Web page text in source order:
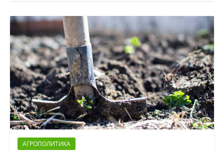
АГРОПОЛИТИКА